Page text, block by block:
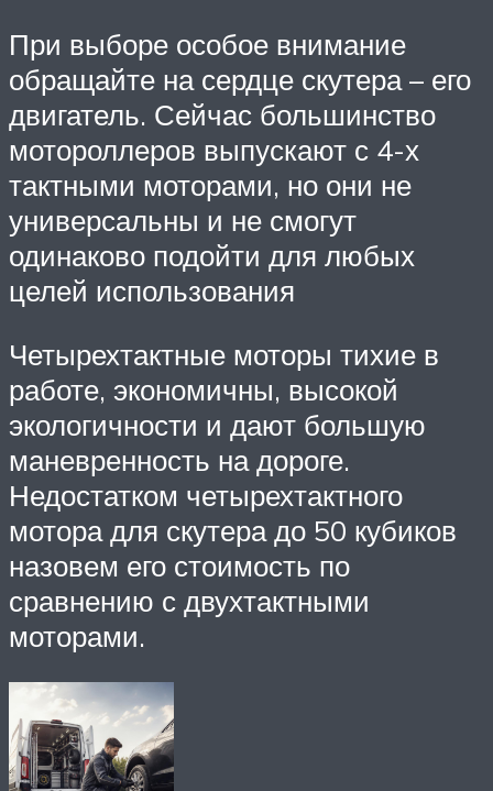
При выборе особое внимание
обращайте на сердце скутера – его
двигатель. Сейчас большинство
мотороллеров выпускают с 4-х
тактными моторами, но они не
универсальны и не смогут
одинаково подойти для любых
целей использования
Четырехтактные моторы тихие в
работе, экономичны, высокой
экологичности и дают большую
маневренность на дороге.
Недостатком четырехтактного
мотора для скутера до 50 кубиков
назовем его стоимость по
сравнению с двухтактными
моторами.